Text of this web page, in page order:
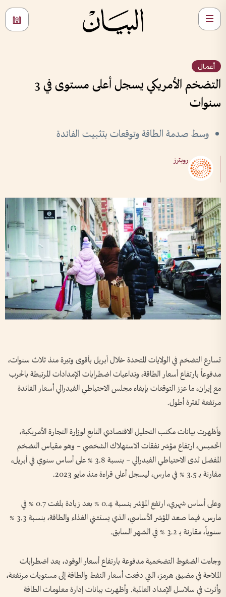
أعمال
التضخم الأمريكي يسجل أعلى مستوى في 3
سنوات
وسط صدمة الطاقة وتوقعات بتثبيت الفائدة
رويترز
تسارع التضخم في الولايات المتحدة خلال أبريل بأقوى وتيرة منذ ثلاث سنوات،
مدفوعاً بارتفاع أسعار الطاقة، وتداعيات اضطرابات الإمدادات المرتبطة بالحرب
مع إيران، ما عزز التوقعات بإبقاء مجلس الاحتياطي الفيدرالي أسعار الفائدة
مرتفعة لفترة أطول.
وأظهرت بيانات مكتب التحليل الاقتصادي التابع لوزارة التجارة الأمريكية،
الخميس، ارتفاع مؤشر نفقات الاستهلاك الشخصي – وهو مقياس التضخم
المفضل لدى الاحتياطي الفيدرالي – بنسبة 3.8 % على أساس سنوي في أبريل،
مقارنة بـ 3.5 % في مارس، ليسجل أعلى قراءة منذ مايو 2023.
وعلى أساس شهري، ارتفع المؤشر بنسبة 0.4 % بعد زيادة بلغت 0.7 % في
مارس، فيما صعد المؤشر الأساسي، الذي يستثني الغذاء والطاقة، بنسبة 3.3 %
سنوياً، مقارنة بـ 3.2 % في الشهر السابق.
وجاءت الضغوط التضخمية مدفوعة بارتفاع أسعار الوقود، بعد اضطرابات
الملاحة في مضيق هرمز، التي دفعت أسعار النفط والطاقة إلى مستويات مرتفعة،
وأثرت في سلاسل الإمداد العالمية. وأظهرت بيانات إدارة معلومات الطاقة